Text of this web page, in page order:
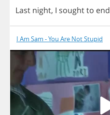
Last night, I soughtto end
I Am Sam - You Are Not Stupid